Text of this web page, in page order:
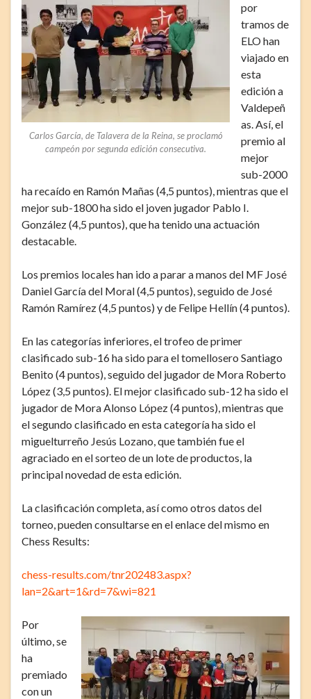
Carlos García, de Talavera de la Reina, se proclamó
campeón por segunda edición consecutiva.
por
tramos de
ELO han
viajado en
esta
edición a
Valdepeñ
as. Así, el
premio al
mejor
sub-2000
ha recaído en Ramón Mañas (4,5 puntos), mientras que el
mejor sub-1800 ha sido el joven jugador Pablo I.
González (4,5 puntos), que ha tenido una actuación
destacable.
Los premios locales han ido a parar a manos del MF José
Daniel García del Moral (4,5 puntos), seguido de José
Ramón Ramírez (4,5 puntos) y de Felipe Hellín (4 puntos).
En las categorías inferiores, el trofeo de primer
clasificado sub-16 ha sido para el tomellosero Santiago
Benito (4 puntos), seguido del jugador de Mora Roberto
López (3,5 puntos). El mejor clasificado sub-12 ha sido el
jugador de Mora Alonso López (4 puntos), mientras que
el segundo clasificado en esta categoría ha sido el
miguelturreño Jesús Lozano, que también fue el
agraciado en el sorteo de un lote de productos, la
principal novedad de esta edición.
La clasificación completa, así como otros datos del
torneo, pueden consultarse en el enlace del mismo en
Chess Results:
chess-results.com/tnr202483.aspx?
lan=2&art=1&rd=7&wi=821
Por
último, se
ha
premiado
con un